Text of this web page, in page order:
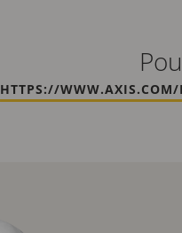
HTTPS://WWW.AXIS.COM/